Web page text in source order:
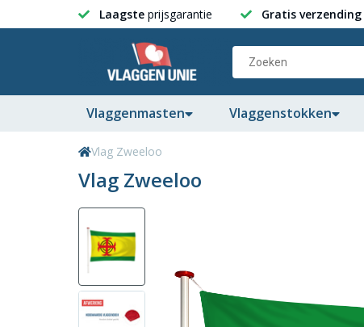
Laagste prijsgarantie Gratis verzending
Vlaggenmasten Vlaggenstokken
Vlag Zweeloo
Vlag Zweeloo